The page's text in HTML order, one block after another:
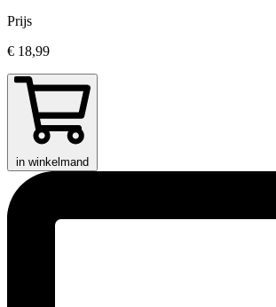
Prijs
€ 18,99
in winkelmand